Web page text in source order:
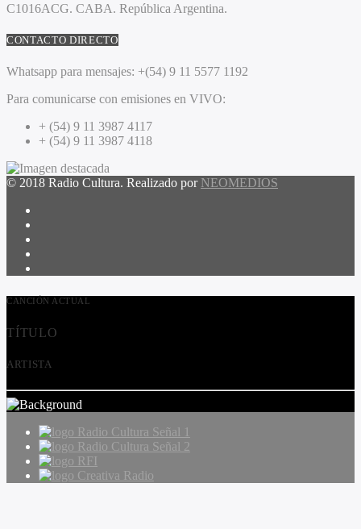
C1016ACG. CABA. República Argentina.
CONTACTO DIRECTO
Whatsapp para mensajes: +(54) 9 11 5577 1192
Para comunicarse con emisiones en VIVO:
+ (54) 9 11 3987 4117
+ (54) 9 11 3987 4118
© 2018 Radio Cultura. Realizado por NEOMEDIOS
CANCIÓN ACTUAL
TÍTULO
ARTISTA
Radio Cultura Señal 1
Radio Cultura Señal 2
RFI
Creativa Radio